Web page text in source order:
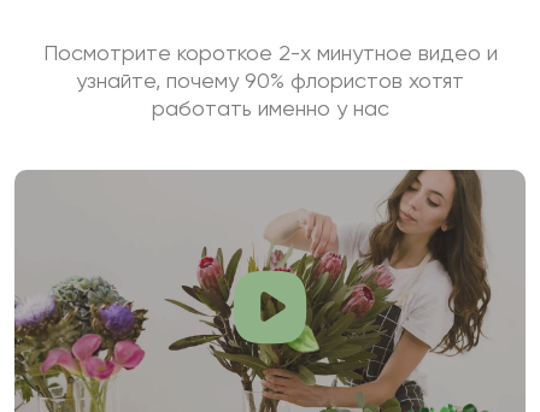
Посмотрите короткое 2-х минутное видео и
узнайте, почему 90% флористов хотят
работать именно у нас